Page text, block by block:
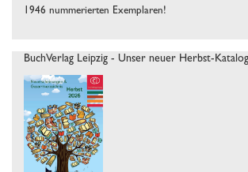
1946 nummerierten Exemplaren!
BuchVerlag Leipzig - Unser neuer Herbst-